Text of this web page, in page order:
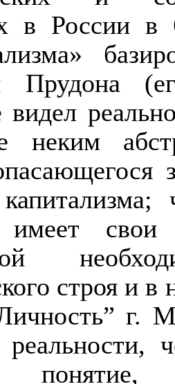
в России в
Прудона
неким
имеет свои
строя и в
г.